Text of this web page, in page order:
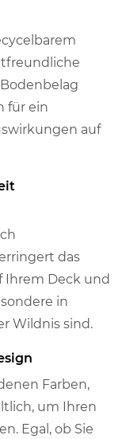
für ein
auf
das
Ihrem Deck und
in
Wildnis sind.
Farben,
um Ihren
Egal, ob Sie